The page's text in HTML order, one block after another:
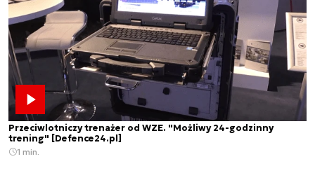
Przeciwlotniczy trenażer od WZE. "Możliwy 24-godzinny
trening" [Defence24.pl]
1 min.